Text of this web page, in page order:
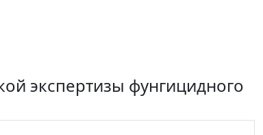
экспертизы фунгицидного